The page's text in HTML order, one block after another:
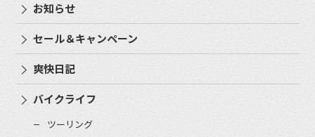
お知らせ
セール＆キャンペーン
爽快日記
バイクライフ
ツーリング